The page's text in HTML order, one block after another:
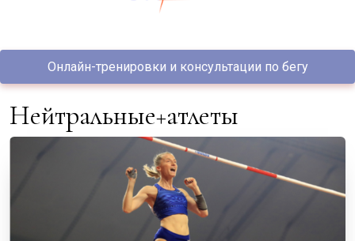
Онлайн-тренировки и консультации по бегу
нейтральные+атлеты